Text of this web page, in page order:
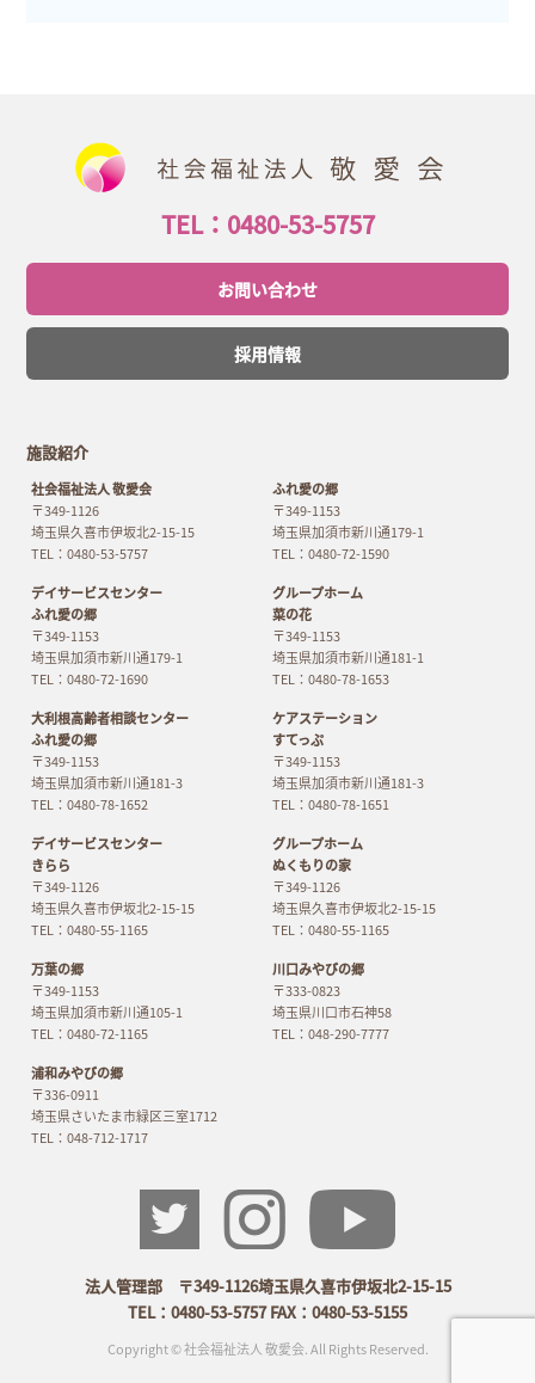
TEL：0480-53-5757
お問い合わせ
採用情報
施設紹介
社会福祉法人 敬愛会
〒349-1126
埼玉県久喜市伊坂北2-15-15
TEL：0480-53-5757
ふれ愛の郷
〒349-1153
埼玉県加須市新川通179-1
TEL：0480-72-1590
デイサービスセンター
ふれ愛の郷
〒349-1153
埼玉県加須市新川通179-1
TEL：0480-72-1690
グループホーム
菜の花
〒349-1153
埼玉県加須市新川通181-1
TEL：0480-78-1653
大利根高齢者相談センター
ふれ愛の郷
〒349-1153
埼玉県加須市新川通181-3
TEL：0480-78-1652
ケアステーション
すてっぷ
〒349-1153
埼玉県加須市新川通181-3
TEL：0480-78-1651
デイサービスセンター
きらら
〒349-1126
埼玉県久喜市伊坂北2-15-15
TEL：0480-55-1165
グループホーム
ぬくもりの家
〒349-1126
埼玉県久喜市伊坂北2-15-15
TEL：0480-55-1165
万葉の郷
〒349-1153
埼玉県加須市新川通105-1
TEL：0480-72-1165
川口みやびの郷
〒333-0823
埼玉県川口市石神58
TEL：048-290-7777
浦和みやびの郷
〒336-0911
埼玉県さいたま市緑区三室1712
TEL：048-712-1717
法人管理部 〒349-1126埼玉県久喜市伊坂北2-15-15
TEL：0480-53-5757 FAX：0480-53-5155
Copyright © 社会福祉法人 敬愛会. All Rights Reserved.